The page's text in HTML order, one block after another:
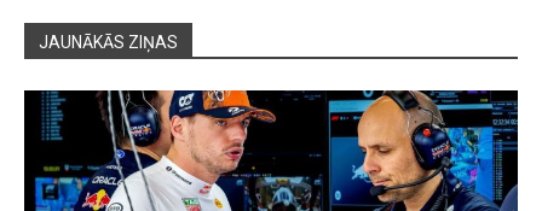
JAUNĀKĀS ZIŅAS